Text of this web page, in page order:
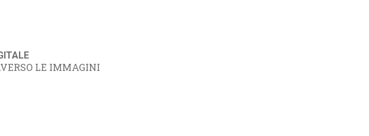
LE IMMAGINI